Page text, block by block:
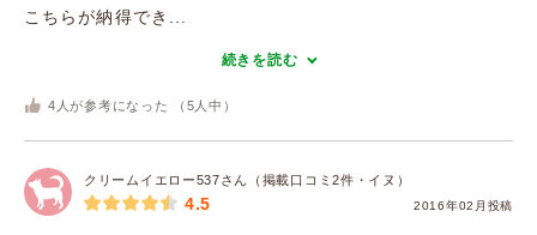
こちらが納得でき...
続きを読む
4 人が参考になった （ 5 人中）
クリームイエロー537さん（掲載口コミ2件・イヌ）
2016年02月投稿
4.5